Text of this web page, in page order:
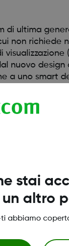
di ultima
non richiede
nuovo design
a uno smart
o ai valori
stai
altro
abbiamo